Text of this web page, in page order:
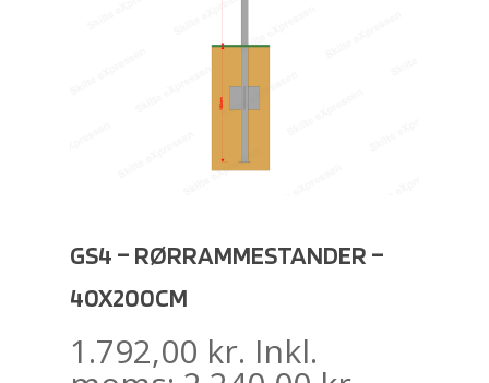
GS4 – RØRRAMMESTANDER –
40X200CM
1.792,00 kr. Inkl.